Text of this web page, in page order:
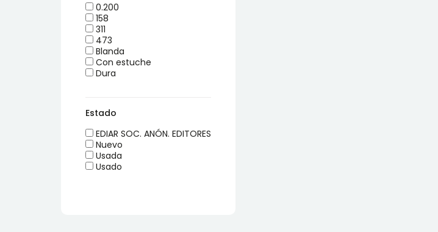
0.200
158
311
473
Blanda
Con estuche
Dura
Estado
EDIAR SOC. ANÓN. EDITORES
Nuevo
Usada
Usado